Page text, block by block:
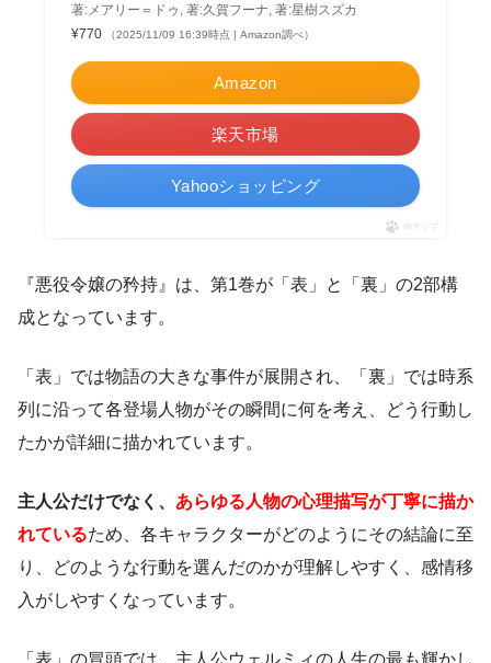
著:メアリー＝ドゥ, 著:久賀フーナ, 著:星樹スズカ
¥770
（2025/11/09 16:39時点 | Amazon調べ）
Amazon
楽天市場
Yahooショッピング
ポチップ
『悪役令嬢の矜持』は、第1巻が「表」と「裏」の2部構
成となっています。
「表」では物語の大きな事件が展開され、「裏」では時系
列に沿って各登場人物がその瞬間に何を考え、どう行動し
たかが詳細に描かれています。
主人公だけでなく、 あらゆる人物の心理描写が丁寧に描か
れているため、各キャラクターがどのようにその結論に至
り、どのような行動を選んだのかが理解しやすく、感情移
入がしやすくなっています。
「表」の冒頭では、主人公ウェルミィの人生の最も輝かし